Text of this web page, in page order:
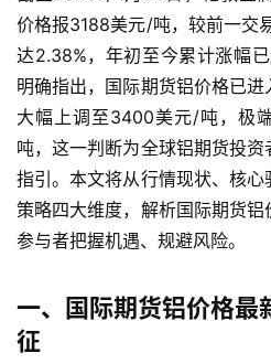
价格报3188美元/吨，较前一交
达2.38%，年初至今累计涨幅
明确指出，国际期货铝价格已
大幅上调至3400美元/吨，极
吨，这一判断为全球铝期货投
指引。本文将从行情现状、核
策略四大维度，解析国际期货
参与者把握机遇、规避风险。
一、国际期货铝价格最
征